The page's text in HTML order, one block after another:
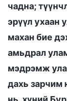
чадна;
эрүүл ухаан
махан бие
амьдрал
мэдрэмж
дахь зарчим